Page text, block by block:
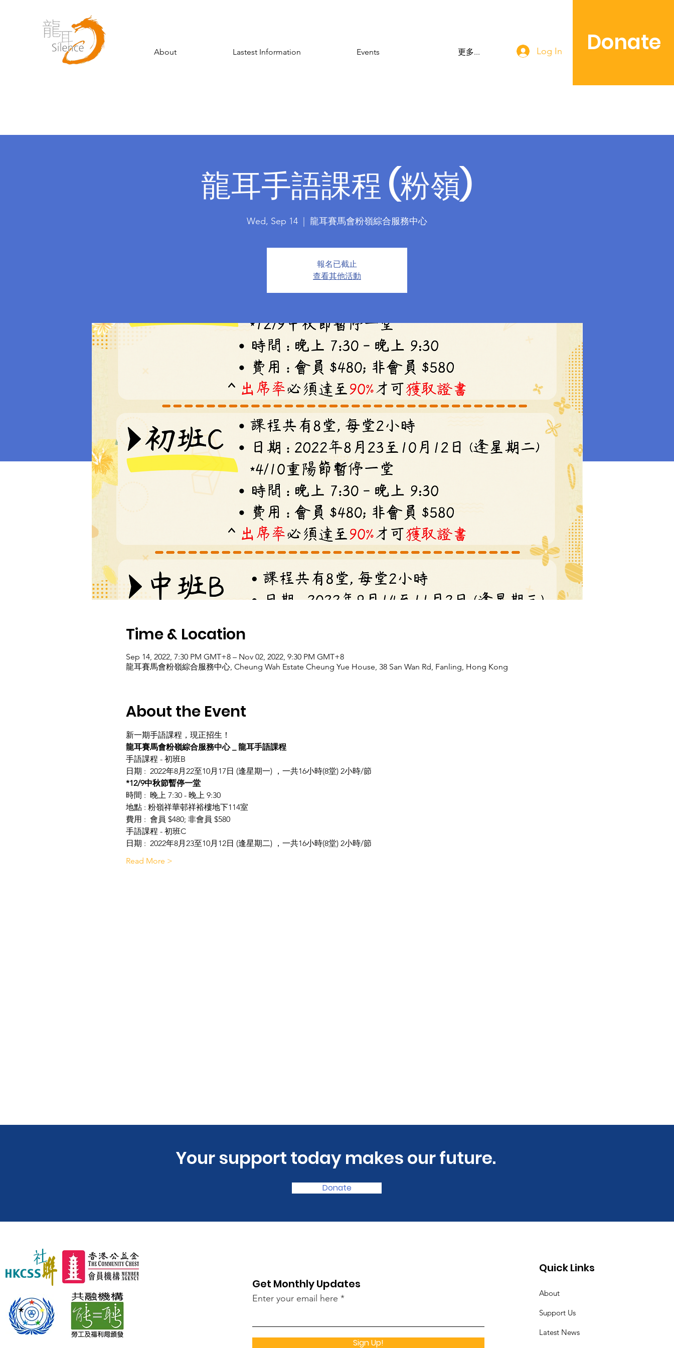
About Lastest Information Events 更多... Log In Donate
龍耳手語課程 (粉嶺)
Wed, Sep 14 龍耳賽馬會粉嶺綜合服務中心
報名已截止
查看其他活動
Time & Location
Sep 14, 2022, 7:30 PM GMT+8 – Nov 02, 2022, 9:30 PM GMT+8
龍耳賽馬會粉嶺綜合服務中心, Cheung Wah Estate Cheung Yue House, 38 San Wan Rd, Fanling, Hong Kong
About the Event
新一期手語課程，現正招生！
龍耳賽馬會粉嶺綜合服務中心 _ 龍耳手語課程
手語課程 - 初班B
日期 :  2022年8月22至10月17日 (逢星期一) ，一共16小時(8堂) 2小時/節
*12/9中秋節暫停一堂
時間 :  晚上 7:30 - 晚上 9:30
地點 : 粉嶺祥華邨祥裕樓地下114室
費用 :  會員 $480; 非會員 $580
手語課程 - 初班C
日期 :  2022年8月23至10月12日 (逢星期二) ，一共16小時(8堂) 2小時/節
Read More >
​Your support today makes our future.
Donate
Get Monthly Updates
Enter your email here
Sign Up!
Quick Links
About
Support Us
Latest News